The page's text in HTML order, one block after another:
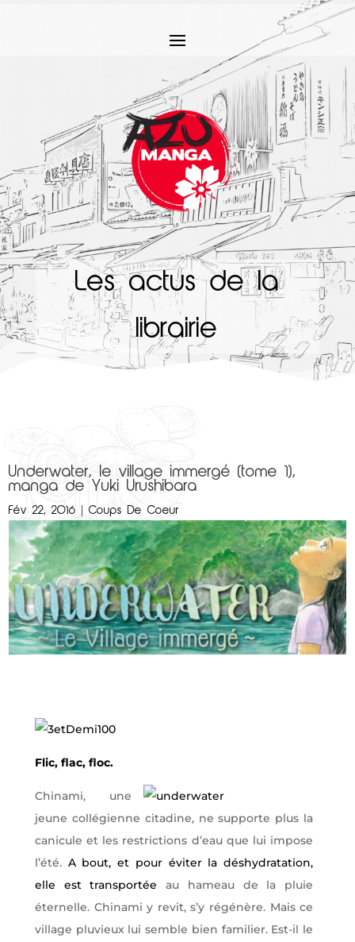
Les actus de la
librairie
Underwater, le village immergé (tome 1),
manga de Yuki Urushibara
Fév 22, 2016 |Coups De Coeur
Flic, flac, floc.
Chinami, une
jeune collégienne citadine, ne supporte plus la
canicule et les restrictions d’eau que lui impose
l’été. A bout, et pour éviter la déshydratation,
elle est transportéeau hameau de la pluie
éternelle. Chinami y revit, s’y régénère. Mais ce
village pluvieux lui semble bien familier. Est-il le